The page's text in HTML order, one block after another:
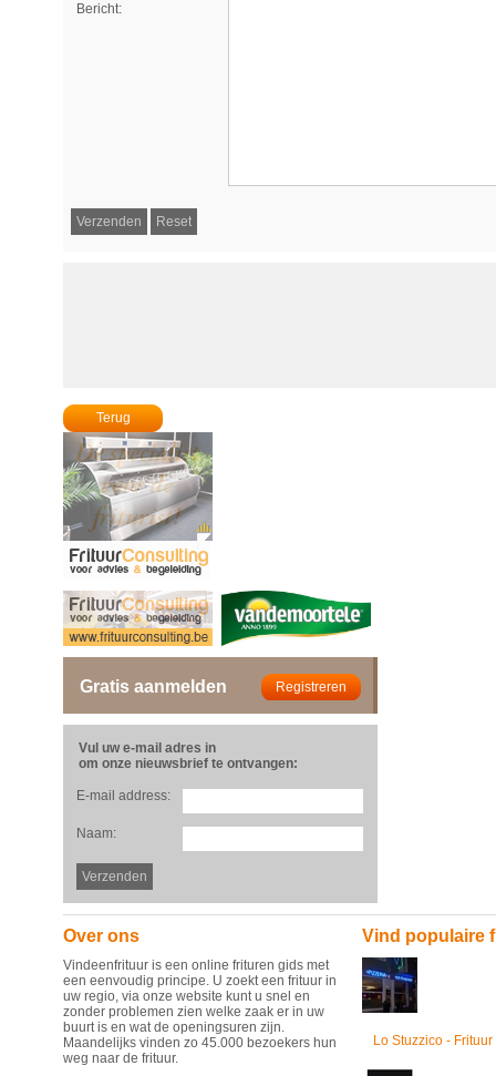
Bericht:
Terug
Gratis aanmelden
Vul uw e-mail adres in
om onze nieuwsbrief te ontvangen:
E-mail address:
Naam:
Over ons
Vindeenfrituur is een online frituren gids met
een eenvoudig principe. U zoekt een frituur in
uw regio, via onze website kunt u snel en
zonder problemen zien welke zaak er in uw
buurt is en wat de openingsuren zijn.
Maandelijks vinden zo 45.000 bezoekers hun
weg naar de frituur.
Vind populaire
Lo Stuzzico -